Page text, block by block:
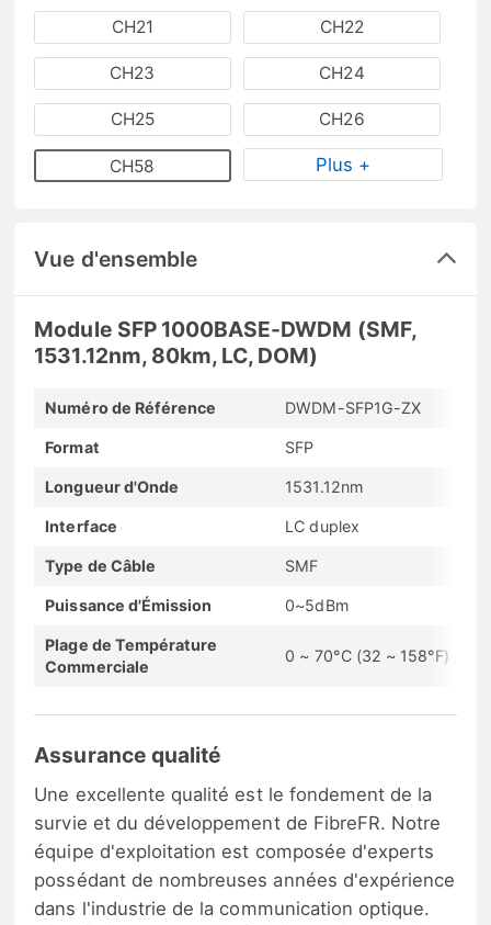
CH21 CH22
CH23 CH24
CH25 CH26
CH58 Plus +
Vue d'ensemble
Module SFP 1000BASE-DWDM (SMF,
1531.12nm, 80km, LC, DOM)
Numéro de Référence DWDM-SFP1G-ZX
Format SFP
Longueur d'Onde 1531.12nm
Interface LC duplex
Type de Câble SMF
Puissance d'Émission 0~5dBm
Plage de Température
Commerciale
0 ~ 70°C (32 ~ 158°F)
Assurance qualité
Une excellente qualité est le fondement de la
survie et du développement de FibreFR. Notre
équipe d'exploitation est composée d'experts
possédant de nombreuses années d'expérience
dans l'industrie de la communication optique.